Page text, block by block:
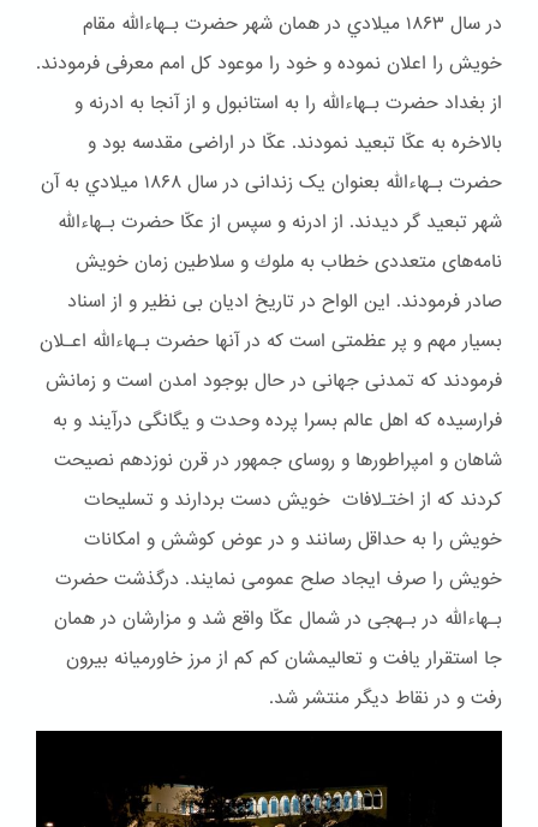
در سال ۱۸۶۳ ميلادي در همان شهر حضرت بـهاءالله مقام
خويش را اعلان نموده و خود را موعود کل امم معرفی فرمودند.
از بغداد حضرت بـهاءالله را به استانبول و از آنجا به ادرنه و
بالاخره به عکّا تبعید نمودند. عکّا در اراضی مقدسه بود و
حضرت بـهاءالله بعنوان یک زندانی در سال ۱۸۶۸ ميلادي به آن
شهر تبعيد گر ديدند. از ادرنه و سپس از عکّا حضرت بـهاءالله
نامه‌های متعددی خطاب به ملوك و سلاطین زمان خویش
صادر فرمودند. این الواح در تاریخ ادیان بی نظیر و از اسناد
بسیار مهم و پر عظمتی است که در آنها حضرت بـهاءالله اعـلان
فرمودند که تمدنی جهانی در حال بوجود امدن است و زمانش
فرارسیده که اهل عالم بسرا پرده وحدت و یگانگی درآیند و به
شاهان و امپراطورها و روسای جمهور در قرن نوزدهم نصیحت
کردند که از اختـﻻفات خویش دست بردارند و تسلیحات
خویش را به حداقل رسانند و در عوض کوشش و امکانات
خویش را صرف ایجاد صلح عمومی نمایند. درگذشت حضرت
بـهاءالله در بـهجی در شمال عکّا واقع شد و مزارشان در همان
جا استقرار یافت و تعالیمشان کم کم از مرز خاورمیانه بیرون
رفت و در نقاط دیگر منتشر شد.